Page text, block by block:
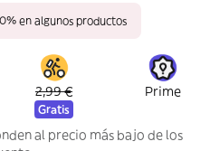
en algunos productos
2,99 €
Gratis
Prime
al precio más bajo de los